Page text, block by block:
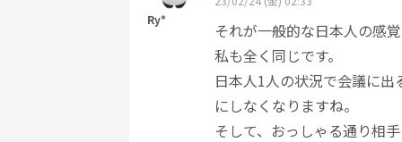
Ry*
それが一般的な日本人の感
私も全く同じです。
日本人1人の状況で会議に
にしなくなりますね。
そして、おっしゃる通り相